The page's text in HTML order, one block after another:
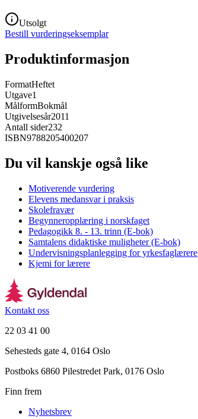
Utsolgt
Bestill vurderingseksemplar
Produktinformasjon
FormatHeftet
Utgave1
MålformBokmål
Utgivelsesår2011
Antall sider232
ISBN9788205400207
Du vil kanskje også like
Motiverende vurdering
Elevens medansvar i praksis
Skolefravær
Begynneropplæring i norskfaget
Pedagogikk 8. - 13. trinn (E-bok)
Samtalens didaktiske muligheter (E-bok)
Undervisningsplanlegging for yrkesfaglærere
Kjemi for lærere
Kontakt oss
22 03 41 00
Sehesteds gate 4, 0164 Oslo
Postboks 6860 Pilestredet Park, 0176 Oslo
Finn frem
Nyhetsbrev